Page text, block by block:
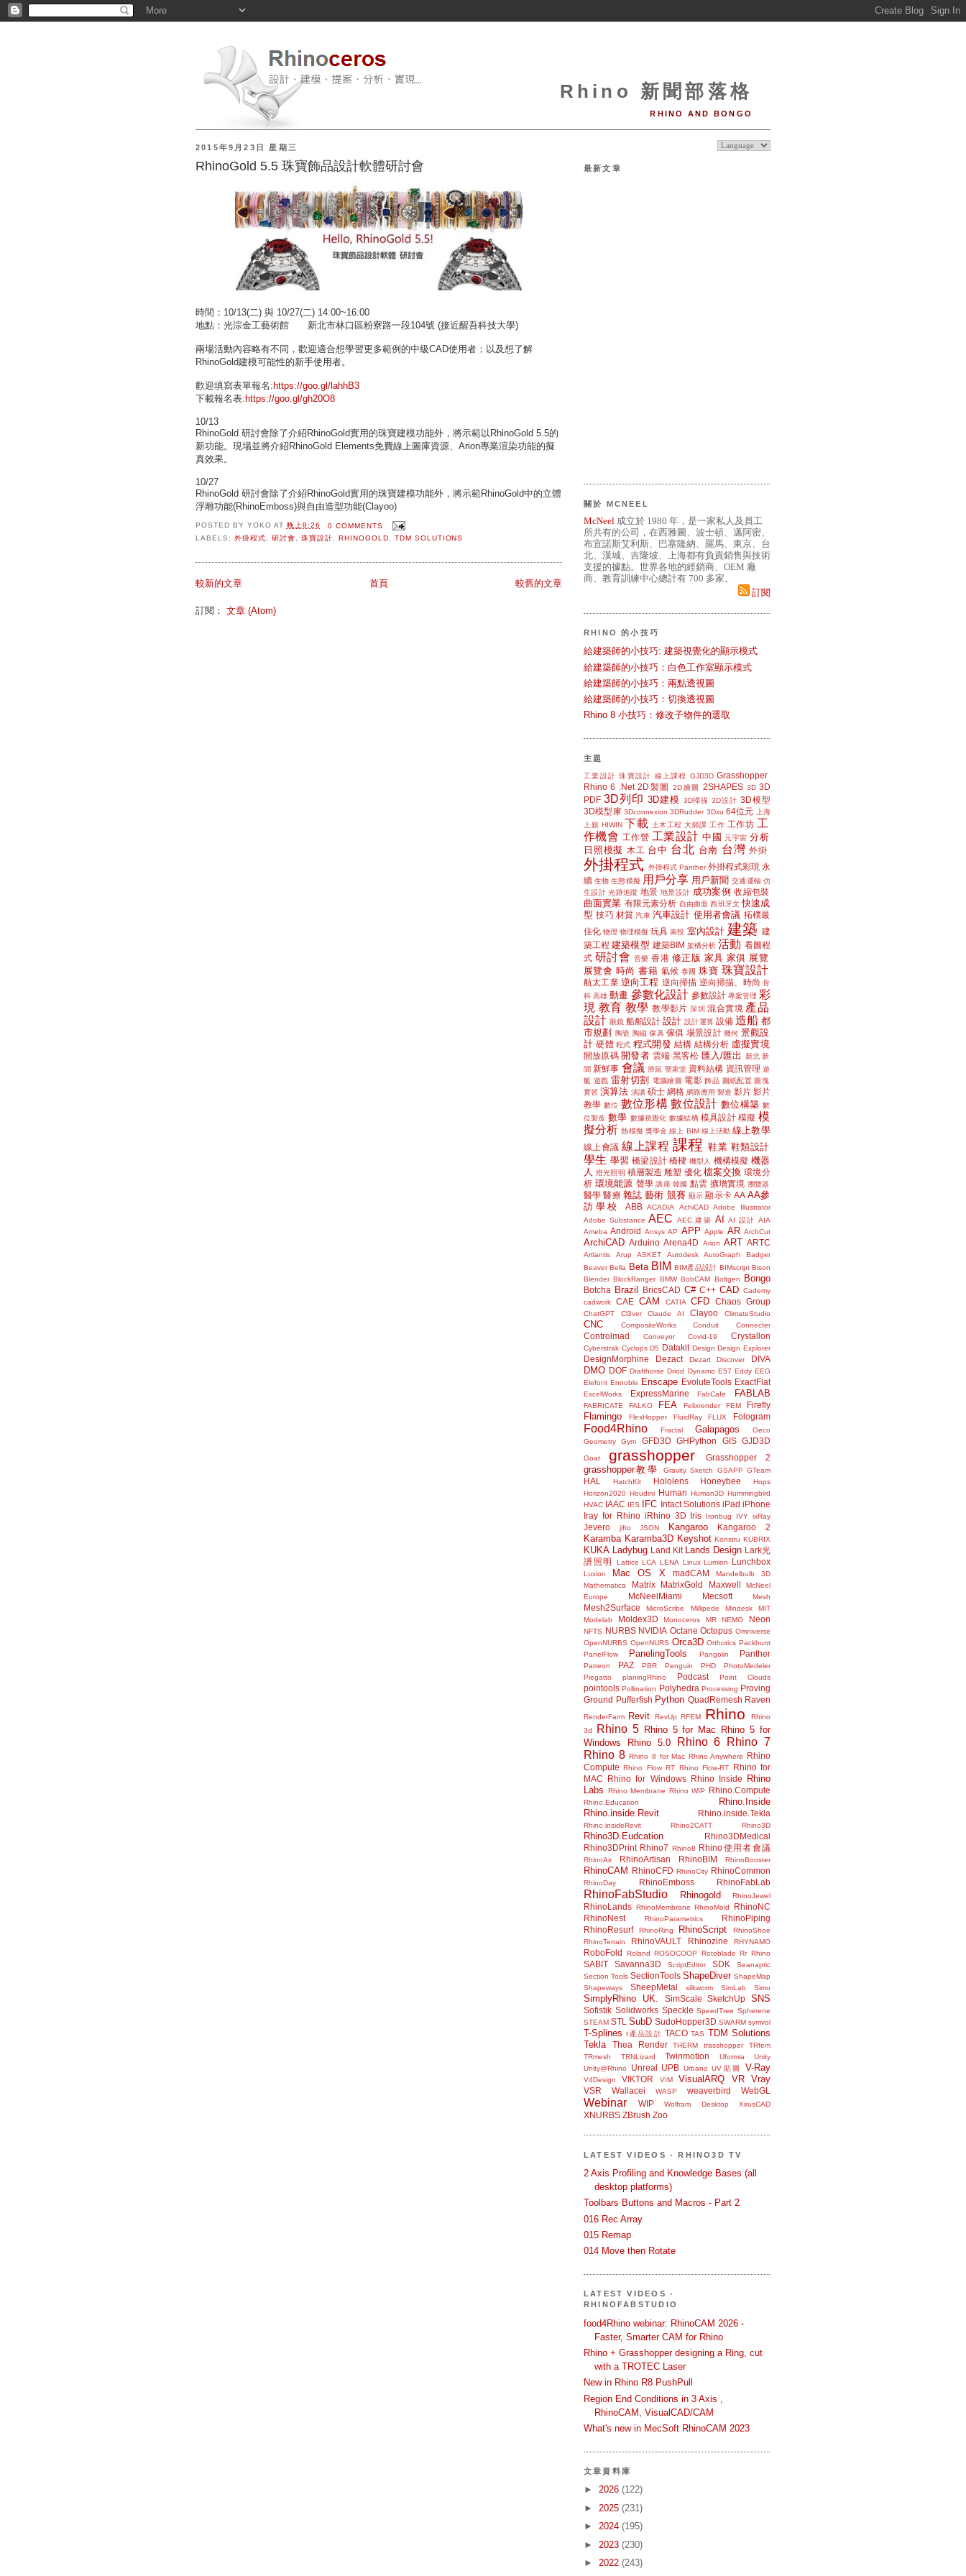
Rhino 新聞部落格
RHINO AND BONGO
2015年9月23日 星期三
RhinoGold 5.5 珠寶飾品設計軟體研討會
時間：10/13(二) 與 10/27(二) 14:00~16:00
地點：光淙金工藝術館 新北市林口區粉寮路一段104號 (接近醒吾科技大學)
兩場活動內容略有不同，歡迎適合想學習更多範例的中級CAD使用者；以及想了解
RhinoGold建模可能性的新手使用者。
歡迎填寫表單報名: https://goo.gl/lahhB3
下載報名表: https://goo.gl/gh20O8
10/13
RhinoGold 研討會除了介紹RhinoGold實用的珠寶建模功能外，將示範以RhinoGold 5.5的
新功能。現場並將介紹RhinoGold Elements免費線上圖庫資源、Arion專業渲染功能的擬
真效果。
10/27
RhinoGold 研討會除了介紹RhinoGold實用的珠寶建模功能外，將示範RhinoGold中的立體
浮雕功能(RhinoEmboss)與自由造型功能(Clayoo)
POSTED BY YOKO AT 晚上8:26
0 COMMENTS
LABELS: 外掛程式, 研討會, 珠寶設計, RHINOGOLD, TDM SOLUTIONS
較新的文章 較舊的文章
首頁
訂閱： 文章 (Atom)
最新文章
關於 MCNEEL
McNeel 成立於 1980 年，是一家私人及員工
所共有的公司，在西雅圖、波士頓、邁阿密、
布宜諾斯艾利斯、巴塞隆納、羅馬、東京、台
北、漢城、吉隆坡、上海都有負責銷售與技術
支援的據點。世界各地的經銷商、OEM 廠
商、教育訓練中心總計有 700 多家。
訂閱
RHINO 的小技巧
給建築師的小技巧: 建築視覺化的顯示模式
給建築師的小技巧：白色工作室顯示模式
給建築師的小技巧：兩點透視圖
給建築師的小技巧：切換透視圖
Rhino 8 小技巧：修改子物件的選取
主題
工業設計 珠寶設計 線上課程 GJD3D Grasshopper
Rhino 6
.Net 2D製圖 2D繪圖 2SHAPES 3D 3D
PDF 3D列印 3D建模 3D掃描 3D設計 3D模型
3D模型庫 3Dconnexion 3DRudder 3Dxu 64位元
上海
上銀 HIWIN 下載 土木工程 大師課 工作 工作坊 工
作機會 工作營 工業設計 中國 元宇宙 分析
日照模擬
木工 台中 台北 台南 台灣 外掛
外掛程式 外掛程式 Panther 外掛程式彩現 永
續 生物 生態模擬 用戶分享 用戶新聞 交通運輸 仿
生設計 光跡追蹤 地景 地景設計 成功案例 收縮包裝
曲面實業 有限元素分析 自由曲面 西班牙文 快速成
型 技巧 材質 汽車 汽車設計 使用者會議 拓樸最
佳化 物理 物理模擬 玩具 南投 室內設計 建築 建
築工程 建築模型 建築BIM 架構分析 活動 看圖程
式 研討會 音樂 香港 修正版 家具 家俱 展覽
展覽會 時尚 書籍 氣候 泰國 珠寶 珠寶設計
航太工業 逆向工程 逆向掃描 逆向掃描、時尚 骨
科 高雄 動畫 參數化設計 參數設計 專案管理 彩
現 教育 教學 教學影片 深圳 混合實境 產品
設計 眼鏡 船舶設計 設計 設計運算 設備 造船 都
市規劃
陶瓷 陶磁 傢具 傢俱 場景設計 幾何 景觀設
計 硬體 程式 程式開發 結構 結構分析 虛擬實境
開放原碼 開發者 雲端 黑客松 匯入/匯出 新北 新
聞 新鮮事 會議 滑鼠 聖家堂 資料結構 資訊管理 遊
艇 遊戲 雷射切割 電腦繪圖 電影 飾品 圖紙配置 圖塊
實習 演算法 演講 碩士 網格 網路應用 製造 影片 影片
教學 數位 數位形構 數位設計 數位構築 數
位製造 數學 數據視覺化 數據結構 模具設計 模擬 模
擬分析 熱模擬 獎學金 線上 BIM 線上活動 線上教學
線上會議 線上課程 課程 鞋業 鞋類設計
學生 學習 橋梁設計 橋樑 機型人 機構模擬 機器
人
燈光照明 積層製造 雕塑 優化 檔案交換 環境分
析 環境能源 聲學 講座 韓國 點雲 擴增實境 瀏覽器
醫學 醫療 雜誌 藝術 競賽 顯示 顯示卡 AA AA參
訪學校
ABB ACADIA AchiCAD
Adobe Illustrator
Adobe Substance AEC AEC.建築 AI AI 設計 AIA
Ameba Android Ansys AP APP Apple AR ArchCut
ArchiCAD Arduino Arena4D Arion ART ARTC
Artlantis Arup ASKET Autodesk AutoGraph
Badger
Beaver Bella Beta BIM BIM產品設計 BIMscript Bison
Blender BlockRanger BMW BobCAM Boltgen Bongo
Botcha Brazil BricsCAD C# C++ CAD Cademy
cadwork
CAE CAM CATIA CFD Chaos Group
ChatGPT Cl3ver Claude AI Clayoo ClimateStudio
CNC CompositeWorks Conduit Connecter
Controlmad Conveyor Covid-19 Crystallon
Cyberstrak Cyclops D5 Datakit Design Design Explorer
DesignMorphine Dezact Dezart Discover DIVA
DMO DOF Drafthorse Driod Dynamo E57 Eddy EEG
Elefont Ennoble Enscape EvoluteTools ExactFlat
ExcelWorks ExpressMarine FabCafe FABLAB
FABRICATE FALKO FEA Felixrender FEM Firefly
Flamingo FlexHopper FluidRay FLUX Fologram
Food4Rhino Fractal Galapagos
Geco
Geometry Gym
GFD3D GHPython GIS GJD3D
Goat grasshopper Grasshopper 2
grasshopper教學 Gravity Sketch GSAPP GTeam
HAL HatchKit Hololens Honeybee
Hops
Horizon2020 Houdini Human Human3D Hummingbird
HVAC IAAC IES IFC Intact Solutions iPad iPhone
Iray for Rhino iRhino 3D Iris Ironbug IVY ixRay
Jevero jifto JSON Kangaroo Kangaroo 2
Karamba Karamba3D Keyshot Konstru KUBRIX
KUKA Ladybug Land Kit Lands Design Lark光
譜照明
Lattice LCA LENA Linux Lumion Lunchbox
Luxion Mac OS X madCAM
Mandelbulb 3D
Mathematica
Matrix MatrixGold Maxwell
McNeel
Europe
McNeelMiami Mecsoft Mesh
Mesh2Surface MicroScribe Millipede Mindesk
MIT
Modelab
Moldex3D Monoceros MR NEMO Neon
NFTS NURBS NVIDIA Octane Octopus Omniverse
OpenNURBS OpenNURS Orca3D Orthotics Packhunt
PanelFlow
PanelingTools Pangolin Panther
Patreon PAZ PBR Penguin PHD
PhotoMedeler
Piegatto
planingRhino Podcast Point Clouds
pointools Pollination Polyhedra Processing Proving
Ground Pufferfish Python QuadRemesh Raven
RenderFarm Revit RevUp RFEM Rhino
Rhino
3d
Rhino 5 Rhino 5 for Mac
Rhino 5 for
Windows
Rhino 5.0 Rhino 6
Rhino 7
Rhino 8 Rhino 8 for Mac Rhino Anywhere
Rhino
Compute Rhino Flow RT Rhino Flow-RT
Rhino for
MAC
Rhino for Windows Rhino Inside
Rhino
Labs
Rhino Membrane Rhino WIP Rhino.Compute
Rhino.Education
Rhino.Inside
Rhino.inside.Revit
Rhino.inside.Tekla
Rhino.insideRevit Rhino2CATT Rhino3D
Rhino3D.Eudcation
Rhino3DMedical
Rhino3DPrint Rhino7 Rhino8 Rhino使用者會議
RhinoAir RhinoArtisan RhinoBIM RhinoBooster
RhinoCAM RhinoCFD RhinoCity RhinoCommon
RhinoDay RhinoEmboss RhinoFabLab
RhinoFabStudio Rhinogold RhinoJewel
RhinoLands RhinoMembrane RhinoMold
RhinoNC
RhinoNest
RhinoParametrics
RhinoPiping
RhinoResurf
RhinoRing RhinoScript
RhinoShoe
RhinoTerrain
RhinoVAULT Rhinozine RHYNAMO
RoboFold Roland ROSOCOOP Rotoblade Rr Rhino
SABIT Savanna3D ScriptEditor SDK
Seanaptic
Section Tools SectionTools ShapeDiver ShapeMap
Shapeways
SheepMetal silkworm SimLab Simo
SimplyRhino UK. SimScale SketchUp SNS
Sofistik Solidworks Speckle SpeedTree Spherene
STEAM STL SubD SudoHopper3D SWARM symvol
T-Splines t產品設計 TACO TAS TDM Solutions
Tekla
Thea Render THERM trasshopper
TRfem
TRmesh
TRNLizard Twinmotion Uformia
Unity
Unity@Rhino
Unreal UPB Urbano UV貼圖 V-Ray
V4Design VIKTOR VIM VisualARQ VR Vray
VSR Wallacei WASP weaverbird WebGL
Webinar WIP Wolfram Desktop XirusCAD
XNURBS ZBrush Zoo
LATEST VIDEOS - RHINO3D TV
2 Axis Profiling and Knowledge Bases (all
desktop platforms)
Toolbars Buttons and Macros - Part 2
016 Rec Array
015 Remap
014 Move then Rotate
LATEST VIDEOS -
RHINOFABSTUDIO
food4Rhino webinar: RhinoCAM 2026 -
Faster, Smarter CAM for Rhino
Rhino + Grasshopper designing a Ring, cut
with a TROTEC Laser
New in Rhino R8 PushPull
Region End Conditions in 3 Axis ,
RhinoCAM, VisualCAD/CAM
What's new in MecSoft RhinoCAM 2023
文章資料庫
► 2026 (122)
► 2025 (231)
► 2024 (195)
► 2023 (230)
► 2022 (243)